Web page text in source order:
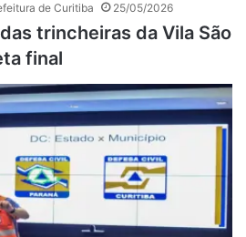
de Curitiba 25/05/2026
trincheiras da Vila São
final